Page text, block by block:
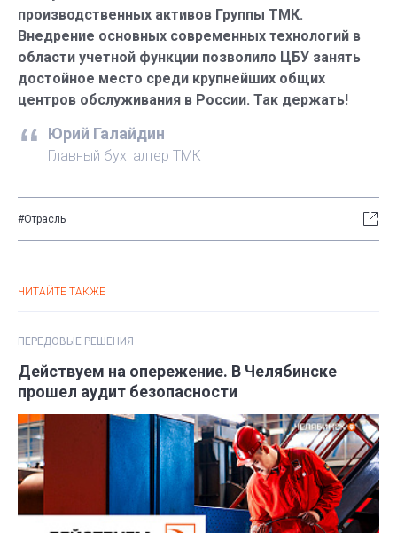
производственных активов Группы ТМК.
Внедрение основных современных технологий в
области учетной функции позволило ЦБУ занять
достойное место среди крупнейших общих
центров обслуживания в России. Так держать!
Юрий Галайдин
Главный бухгалтер ТМК
#Отрасль
ЧИТАЙТЕ ТАКЖЕ
ПЕРЕДОВЫЕ РЕШЕНИЯ
Действуем на опережение. В Челябинске
прошел аудит безопасности